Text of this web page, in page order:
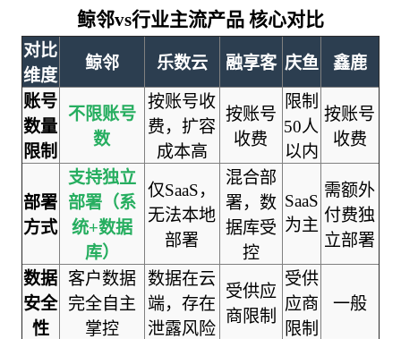
鲸邻vs行业主流产品 核心对比
对比
维度
鲸邻 乐数云 融享客 庆鱼 鑫鹿
账号
数量
限制
不限账号
数
按账号收
费，扩容
成本高
按账号
收费
限制
50人
以内
按账号
收费
部署
方式
支持独立
部署（系
统+数据
库）
仅SaaS，
无法本地
部署
混合部
署，数
据库受
控
SaaS
为主
需额外
付费独
立部署
数据
安全
性
客户数据
完全自主
掌控
数据在云
端，存在
泄露风险
受供应
商限制
受供
应商
限制
一般